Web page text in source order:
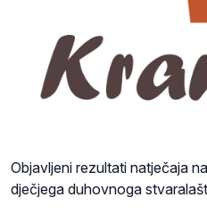
Objavljeni rezultati natječaja
dječjega duhovnoga